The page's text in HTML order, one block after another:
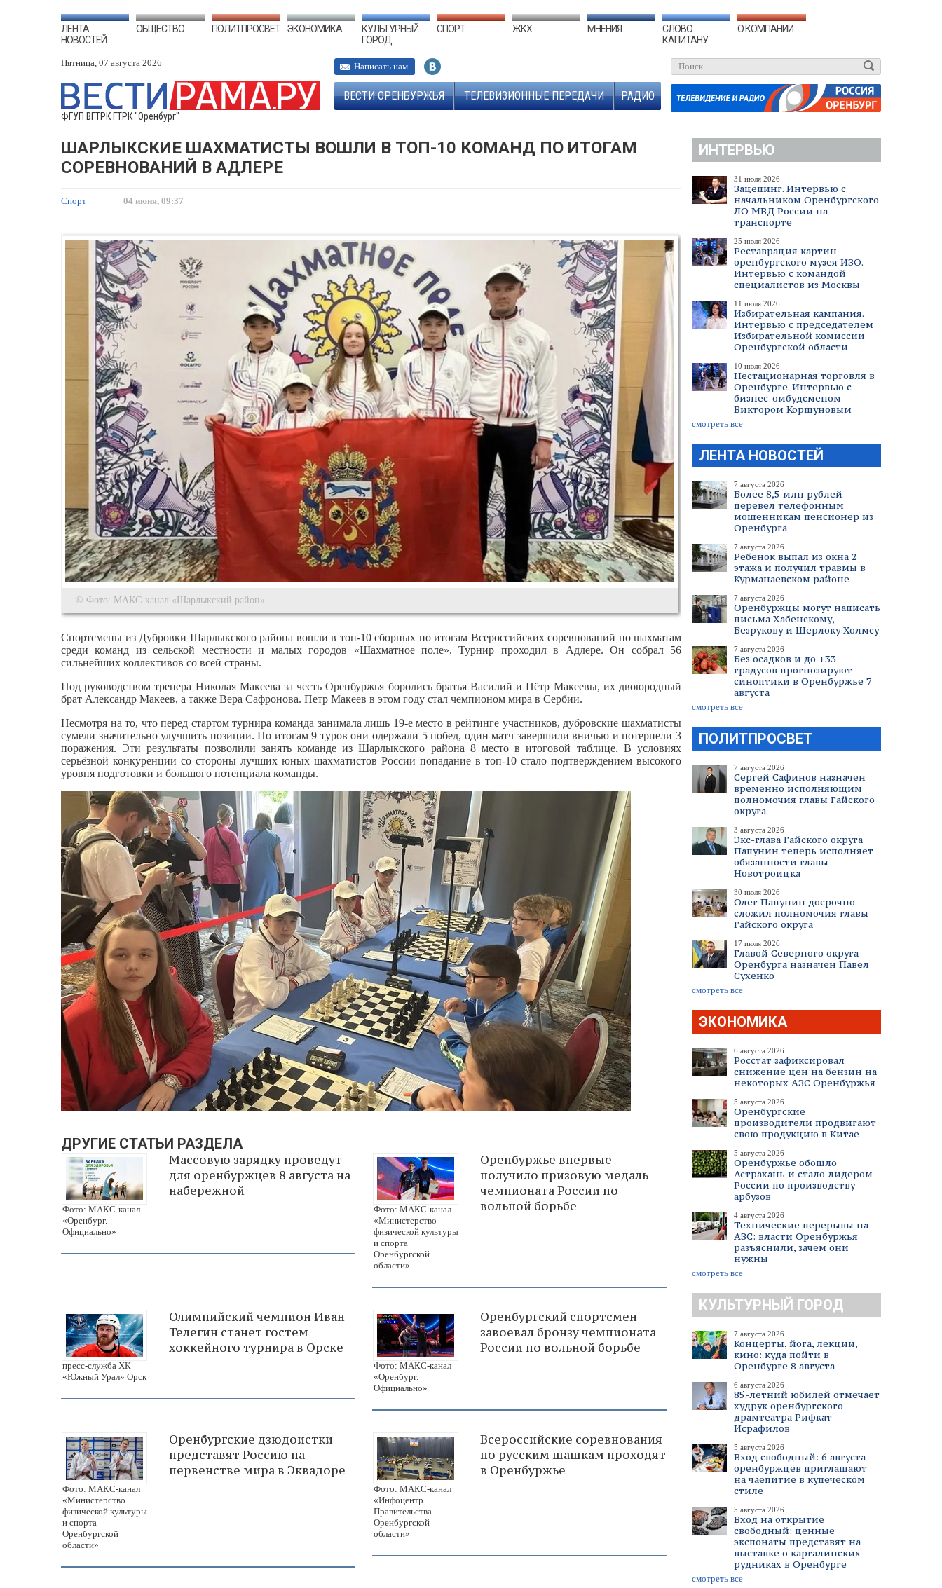
ЛЕНТА
НОВОСТЕЙ
ОБЩЕСТВО ПОЛИТПРОСВЕТ ЭКОНОМИКА
КУЛЬТУРНЫЙ
ГОРОД
СПОРТ ЖКХ МНЕНИЯ
СЛОВО
КАПИТАНУ
О КОМПАНИИ
Пятница, 07 августа 2026
ФГУП ВГТРК ГТРК "Оренбург"
Написать нам
ВЕСТИ ОРЕНБУРЖЬЯ ТЕЛЕВИЗИОННЫЕ ПЕРЕДАЧИ РАДИО
ИНТЕРВЬЮ
31 июля 2026
Зацепинг. Интервью с
начальником Оренбургского
ЛО МВД России на
транспорте
25 июля 2026
Реставрация картин
оренбургского музея ИЗО.
Интервью с командой
специалистов из Москвы
11 июля 2026
Избирательная кампания.
Интервью с председателем
Избирательной комиссии
Оренбургской области
10 июля 2026
Нестационарная торговля в
Оренбурге. Интервью с
бизнес-омбудсменом
Виктором Коршуновым
смотреть все
ЛЕНТА НОВОСТЕЙ
7 августа 2026
Более 8,5 млн рублей
перевел телефонным
мошенникам пенсионер из
Оренбурга
7 августа 2026
Ребенок выпал из окна 2
этажа и получил травмы в
Курманаевском районе
7 августа 2026
Оренбуржцы могут написать
письма Хабенскому,
Безрукову и Шерлоку Холмсу
7 августа 2026
Без осадков и до +33
градусов прогнозируют
синоптики в Оренбуржье 7
августа
смотреть все
ПОЛИТПРОСВЕТ
7 августа 2026
Сергей Сафинов назначен
временно исполняющим
полномочия главы Гайского
округа
3 августа 2026
Экс-глава Гайского округа
Папунин теперь исполняет
обязанности главы
Новотроицка
30 июля 2026
Олег Папунин досрочно
сложил полномочия главы
Гайского округа
17 июля 2026
Главой Северного округа
Оренбурга назначен Павел
Сухенко
смотреть все
ЭКОНОМИКА
6 августа 2026
Росстат зафиксировал
снижение цен на бензин на
некоторых АЗС Оренбуржья
5 августа 2026
Оренбургские
производители продвигают
свою продукцию в Китае
5 августа 2026
Оренбуржье обошло
Астрахань и стало лидером
России по производству
арбузов
4 августа 2026
Технические перерывы на
АЗС: власти Оренбуржья
разъяснили, зачем они
нужны
смотреть все
КУЛЬТУРНЫЙ ГОРОД
7 августа 2026
Концерты, йога, лекции,
кино: куда пойти в
Оренбурге 8 августа
6 августа 2026
85-летний юбилей отмечает
худрук оренбургского
драмтеатра Рифкат
Исрафилов
5 августа 2026
Вход свободный: 6 августа
оренбуржцев приглашают
на чаепитие в купеческом
стиле
5 августа 2026
Вход на открытие
свободный: ценные
экспонаты представят на
выставке о каргалинских
рудниках в Оренбурге
смотреть все
ШАРЛЫКСКИЕ ШАХМАТИСТЫ ВОШЛИ В ТОП-10 КОМАНД ПО ИТОГАМ
СОРЕВНОВАНИЙ В АДЛЕРЕ
Спорт 04 июня, 09:37
© Фото: МАКС-канал «Шарлыкский район»
Спортсмены из Дубровки Шарлыкского района вошли в топ-10 сборных по итогам Всероссийских соревнований по шахматам
среди команд из сельской местности и малых городов «Шахматное поле». Турнир проходил в Адлере. Он собрал 56
сильнейших коллективов со всей страны.
Под руководством тренера Николая Макеева за честь Оренбуржья боролись братья Василий и Пётр Макеевы, их двоюродный
брат Александр Макеев, а также Вера Сафронова. Петр Макеев в этом году стал чемпионом мира в Сербии.
Несмотря на то, что перед стартом турнира команда занимала лишь 19-е место в рейтинге участников, дубровские шахматисты
сумели значительно улучшить позиции. По итогам 9 туров они одержали 5 побед, один матч завершили вничью и потерпели 3
поражения. Эти результаты позволили занять команде из Шарлыкского района 8 место в итоговой таблице. В условиях
серьёзной конкуренции со стороны лучших юных шахматистов России попадание в топ-10 стало подтверждением высокого
уровня подготовки и большого потенциала команды.
ДРУГИЕ СТАТЬИ РАЗДЕЛА
Фото: МАКС-канал
«Оренбург.
Официально»
Массовую зарядку проведут
для оренбуржцев 8 августа на
набережной
Фото: МАКС-канал
«Министерство
физической культуры
и спорта
Оренбургской
области»
Оренбуржье впервые
получило призовую медаль
чемпионата России по
вольной борьбе
пресс-служба ХК
«Южный Урал» Орск
Олимпийский чемпион Иван
Телегин станет гостем
хоккейного турнира в Орске
Фото: МАКС-канал
«Оренбург.
Официально»
Оренбургский спортсмен
завоевал бронзу чемпионата
России по вольной борьбе
Фото: МАКС-канал
«Министерство
физической культуры
и спорта
Оренбургской
области»
Оренбургские дзюдоистки
представят Россию на
первенстве мира в Эквадоре
Фото: МАКС-канал
«Инфоцентр
Правительства
Оренбургской
области»
Всероссийские соревнования
по русским шашкам проходят
в Оренбуржье